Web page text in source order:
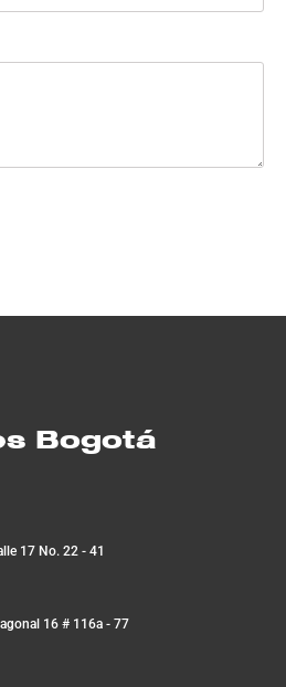
Bogotá
17 No. 22 - 41
16 # 116a - 77